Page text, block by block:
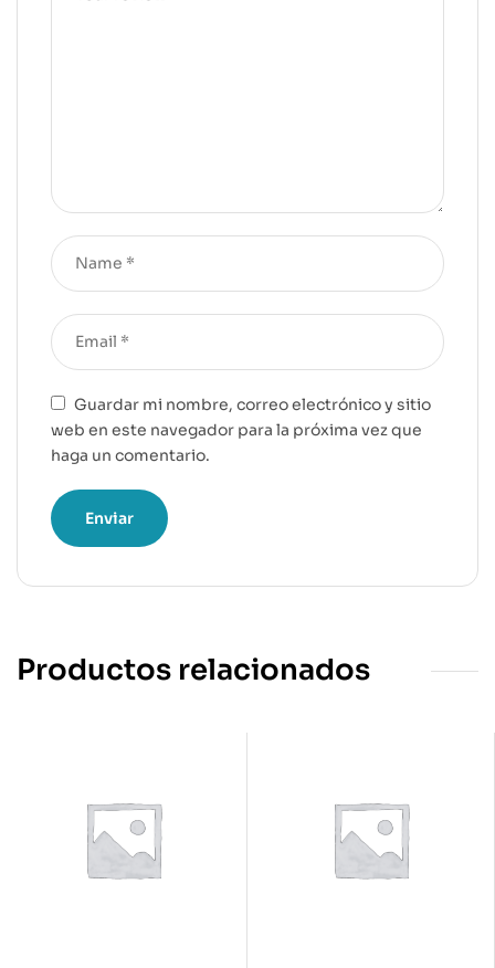
Guardar mi nombre, correo electrónico y sitio
web en este navegador para la próxima vez que
haga un comentario.
Productos relacionados